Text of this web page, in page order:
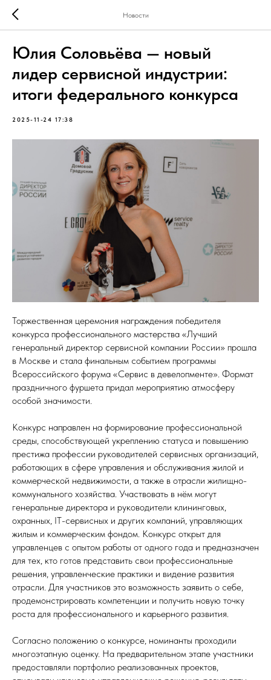
Новости
Юлия Соловьёва — новый
лидер сервисной индустрии:
итоги федерального конкурса
2025-11-24 17:38
Торжественная церемония награждения победителя
конкурса профессионального мастерства «Лучший
генеральный директор сервисной компании России» прошла
в Москве и стала финальным событием программы
Всероссийского форума «Сервис в девелопменте». Формат
праздничного фуршета придал мероприятию атмосферу
особой значимости.
Конкурс направлен на формирование профессиональной
среды, способствующей укреплению статуса и повышению
престижа профессии руководителей сервисных организаций,
работающих в сфере управления и обслуживания жилой и
коммерческой недвижимости, а также в отрасли жилищно-
коммунального хозяйства. Участвовать в нём могут
генеральные директора и руководители клининговых,
охранных, IT-сервисных и других компаний, управляющих
жилым и коммерческим фондом. Конкурс открыт для
управленцев с опытом работы от одного года и предназначен
для тех, кто готов представить свои профессиональные
решения, управленческие практики и видение развития
отрасли. Для участников это возможность заявить о себе,
продемонстрировать компетенции и получить новую точку
роста для профессионального и карьерного развития.
Согласно положению о конкурсе, номинанты проходили
многоэтапную оценку. На предварительном этапе участники
предоставляли портфолио реализованных проектов,